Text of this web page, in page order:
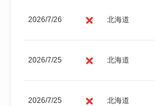
2026/7/26 北海道
2026/7/25 北海道
2026/7/25 北海道